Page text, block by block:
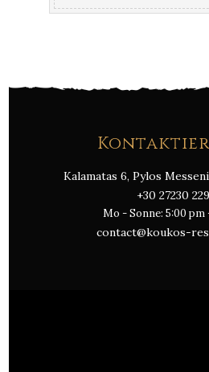
Kalamatas 6, Pylos
+30 27230
Mo - Sonne: 5:00 pm
contact@koukos-